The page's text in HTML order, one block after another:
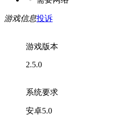
游戏信息投诉
游戏版本
2.5.0
系统要求
安卓5.0